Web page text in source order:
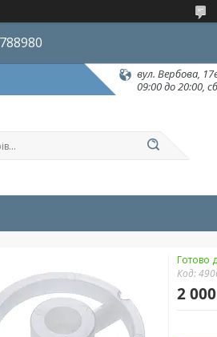
вул. Вербова,
09:00 до 20:00,
Готово
Код:
2